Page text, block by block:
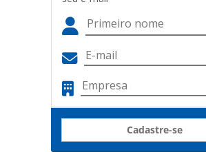
Cadastre-se